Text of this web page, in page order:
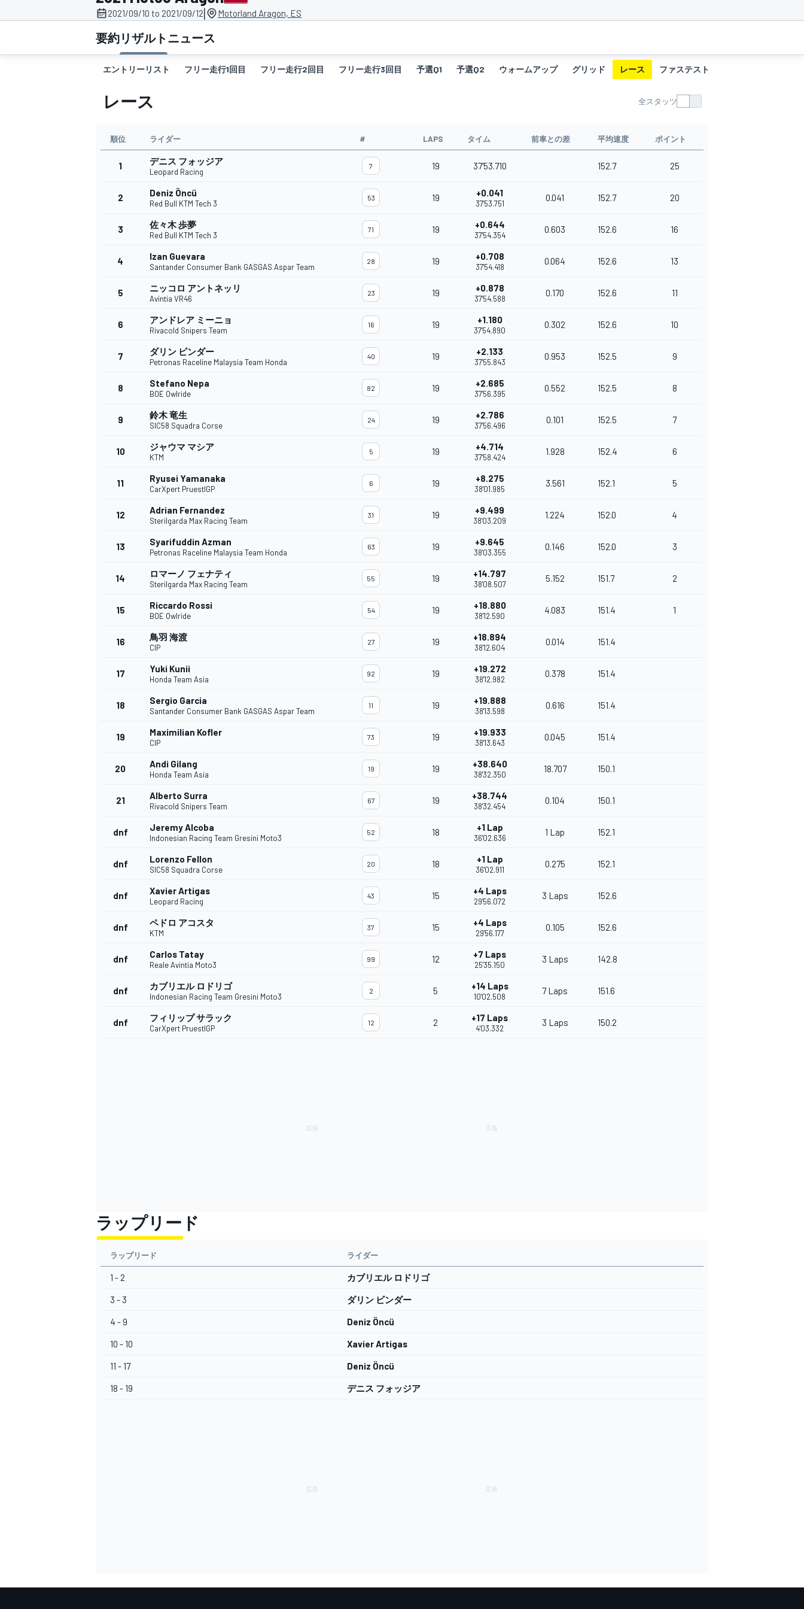
スーパーフォーミュラ
スーパーGT
フォーミュラE
2021/09/10 to 2021/09/12| Motorland Aragon, ES
要約リザルト ニュース
エントリーリスト フリー走行1回目 フリー走行2回目 フリー走行3回目 予選Q1 予選Q2 ウォームアップ グリッド レース ファステストラップ
レース 全スタッツ
順位 ライダー # LAPS タイム 前車との差 平均速度 ポイント
1 デニス フォッジア
Leopard Racing
7 19 37'53.710 152.7 25
2 Deniz Öncü
Red Bull KTM Tech 3
53 19 +0.041
37'53.751
0.041 152.7 20
3 佐々木 歩夢
Red Bull KTM Tech 3
71 19 +0.644
37'54.354
0.603 152.6 16
4 Izan Guevara
Santander Consumer Bank GASGAS Aspar Team
28 19 +0.708
37'54.418
0.064 152.6 13
5 ニッコロ アントネッリ
Avintia VR46
23 19 +0.878
37'54.588
0.170 152.6 11
6 アンドレア ミーニョ
Rivacold Snipers Team
16 19 +1.180
37'54.890
0.302 152.6 10
7 ダリン ビンダー
Petronas Raceline Malaysia Team Honda
40 19 +2.133
37'55.843
0.953 152.5 9
8 Stefano Nepa
BOE Owlride
82 19 +2.685
37'56.395
0.552 152.5 8
9 鈴木 竜生
SIC58 Squadra Corse
24 19 +2.786
37'56.496
0.101 152.5 7
10 ジャウマ マシア
KTM
5 19 +4.714
37'58.424
1.928 152.4 6
11 Ryusei Yamanaka
CarXpert PruestlGP
6 19 +8.275
38'01.985
3.561 152.1 5
12 Adrian Fernandez
Sterilgarda Max Racing Team
31 19 +9.499
38'03.209
1.224 152.0 4
13 Syarifuddin Azman
Petronas Raceline Malaysia Team Honda
63 19 +9.645
38'03.355
0.146 152.0 3
14 ロマーノ フェナティ
Sterilgarda Max Racing Team
55 19 +14.797
38'08.507
5.152 151.7 2
15 Riccardo Rossi
BOE Owlride
54 19 +18.880
38'12.590
4.083 151.4 1
16 鳥羽 海渡
CIP
27 19 +18.894
38'12.604
0.014 151.4
17 Yuki Kunii
Honda Team Asia
92 19 +19.272
38'12.982
0.378 151.4
18 Sergio Garcia
Santander Consumer Bank GASGAS Aspar Team
11 19 +19.888
38'13.598
0.616 151.4
19 Maximilian Kofler
CIP
73 19 +19.933
38'13.643
0.045 151.4
20 Andi Gilang
Honda Team Asia
19 19 +38.640
38'32.350
18.707 150.1
21 Alberto Surra
Rivacold Snipers Team
67 19 +38.744
38'32.454
0.104 150.1
dnf Jeremy Alcoba
Indonesian Racing Team Gresini Moto3
52 18 +1 Lap
36'02.636
1 Lap 152.1
dnf Lorenzo Fellon
SIC58 Squadra Corse
20 18 +1 Lap
36'02.911
0.275 152.1
dnf Xavier Artigas
Leopard Racing
43 15 +4 Laps
29'56.072
3 Laps 152.6
dnf ペドロ アコスタ
KTM
37 15 +4 Laps
29'56.177
0.105 152.6
dnf Carlos Tatay
Reale Avintia Moto3
99 12 +7 Laps
25'35.150
3 Laps 142.8
dnf カブリエル ロドリゴ
Indonesian Racing Team Gresini Moto3
2 5 +14 Laps
10'02.508
7 Laps 151.6
dnf フィリップ サラック
CarXpert PruestlGP
12 2 +17 Laps
4'03.332
3 Laps 150.2
ラップリード
ラップリード ライダー
1 - 2 カブリエル ロドリゴ
3 - 3 ダリン ビンダー
4 - 9 Deniz Öncü
10 - 10 Xavier Artigas
11 - 17 Deniz Öncü
18 - 19 デニス フォッジア